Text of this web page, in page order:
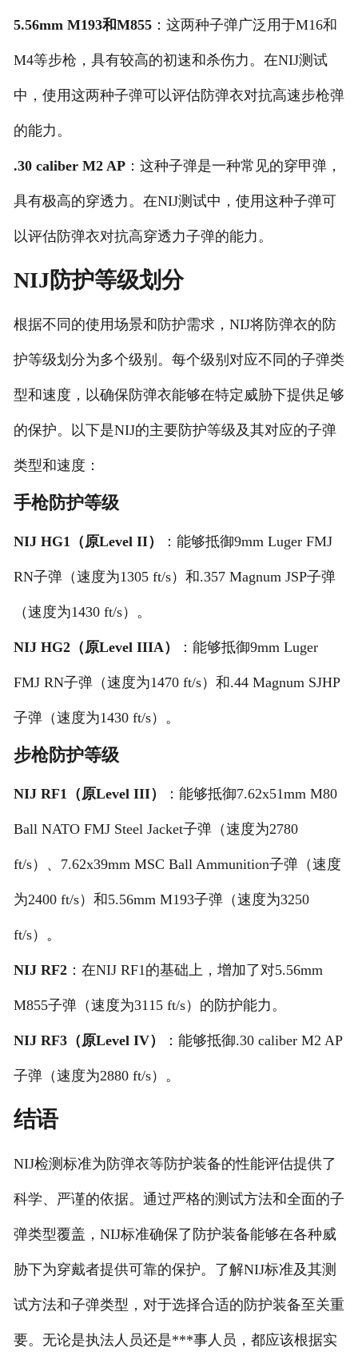
5.56mm M193和M855：这两种子弹广泛用于M16和
M4等步枪，具有较高的初速和杀伤力。在NIJ测试
中，使用这两种子弹可以评估防弹衣对抗高速步枪弹
的能力。
.30 caliber M2 AP：这种子弹是一种常见的穿甲弹，
具有极高的穿透力。在NIJ测试中，使用这种子弹可
以评估防弹衣对抗高穿透力子弹的能力。
NIJ防护等级划分
根据不同的使用场景和防护需求，NIJ将防弹衣的防
护等级划分为多个级别。每个级别对应不同的子弹类
型和速度，以确保防弹衣能够在特定威胁下提供足够
的保护。以下是NIJ的主要防护等级及其对应的子弹
类型和速度：
手枪防护等级
NIJ HG1（原Level II） ：能够抵御9mm Luger FMJ
RN子弹（速度为1305 ft/s）和.357 Magnum JSP子弹
（速度为1430 ft/s）。
NIJ HG2（原Level IIIA） ：能够抵御9mm Luger
FMJ RN子弹（速度为1470 ft/s）和.44 Magnum SJHP
子弹（速度为1430 ft/s）。
步枪防护等级
NIJ RF1（原Level III） ：能够抵御7.62x51mm M80
Ball NATO FMJ Steel Jacket子弹（速度为2780
ft/s）、7.62x39mm MSC Ball Ammunition子弹（速度
为2400 ft/s）和5.56mm M193子弹（速度为3250
ft/s）。
NIJ RF2：在NIJ RF1的基础上，增加了对5.56mm
M855子弹（速度为3115 ft/s）的防护能力。
NIJ RF3（原Level IV） ：能够抵御.30 caliber M2 AP
子弹（速度为2880 ft/s）。
结语
NIJ检测标准为防弹衣等防护装备的性能评估提供了
科学、严谨的依据。通过严格的测试方法和全面的子
弹类型覆盖，NIJ标准确保了防护装备能够在各种威
胁下为穿戴者提供可靠的保护。了解NIJ标准及其测
试方法和子弹类型，对于选择合适的防护装备至关重
要。无论是执法人员还是***事人员，都应该根据实